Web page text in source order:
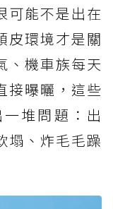
可能不是出在
皮環境才是關
、機車族每天
接曝曬，這些
堆問題：出
塌、炸毛毛躁